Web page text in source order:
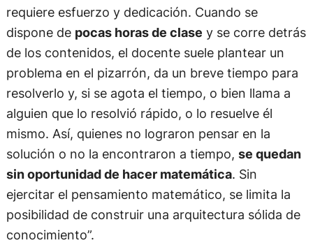
requiere esfuerzo y dedicación. Cuando se
dispone de pocas horas de clase y se corre detrás
de los contenidos, el docente suele plantear un
problema en el pizarrón, da un breve tiempo para
resolverlo y, si se agota el tiempo, o bien llama a
alguien que lo resolvió rápido, o lo resuelve él
mismo. Así, quienes no lograron pensar en la
solución o no la encontraron a tiempo, se quedan
sin oportunidad de hacer matemática. Sin
ejercitar el pensamiento matemático, se limita la
posibilidad de construir una arquitectura sólida de
conocimiento”.